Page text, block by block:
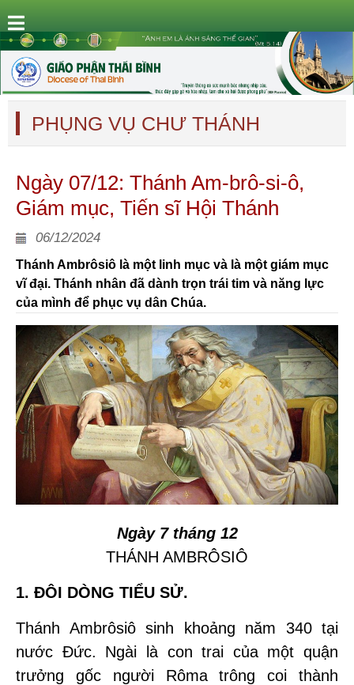
PHỤNG VỤ CHƯ THÁNH
Ngày 07/12: Thánh Am-brô-si-ô,
Giám mục, Tiến sĩ Hội Thánh
06/12/2024
Thánh Ambrôsiô là một linh mục và là một giám mục
vĩ đại. Thánh nhân đã dành trọn trái tim và năng lực
của mình để phục vụ dân Chúa.
Ngày 7 tháng 12
THÁNH AMBRÔSIÔ
1. ĐÔI DÒNG TIỂU SỬ.
Thánh Ambrôsiô sinh khoảng năm 340 tại
nước Đức. Ngài là con trai của một quận
trưởng gốc người Rôma trông coi thành